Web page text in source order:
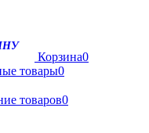
Корзина0
товары0
товаров0